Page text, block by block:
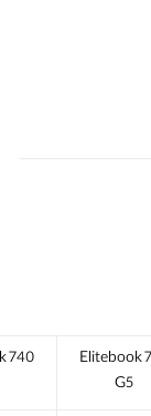
Elitebook
G5
740